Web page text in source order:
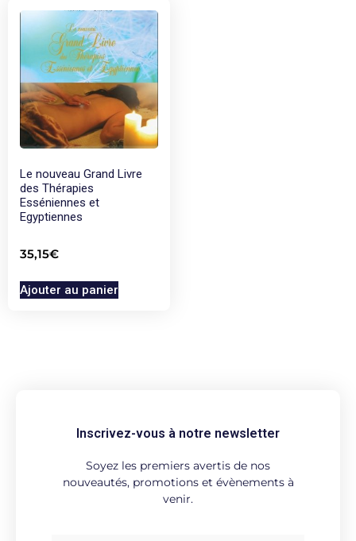
Le nouveau Grand Livre
des Thérapies
Esséniennes et
Egyptiennes
35,15€
Ajouter au panier
Inscrivez-vous à notre newsletter
Soyez les premiers avertis de nos
nouveautés, promotions et évènements à
venir.